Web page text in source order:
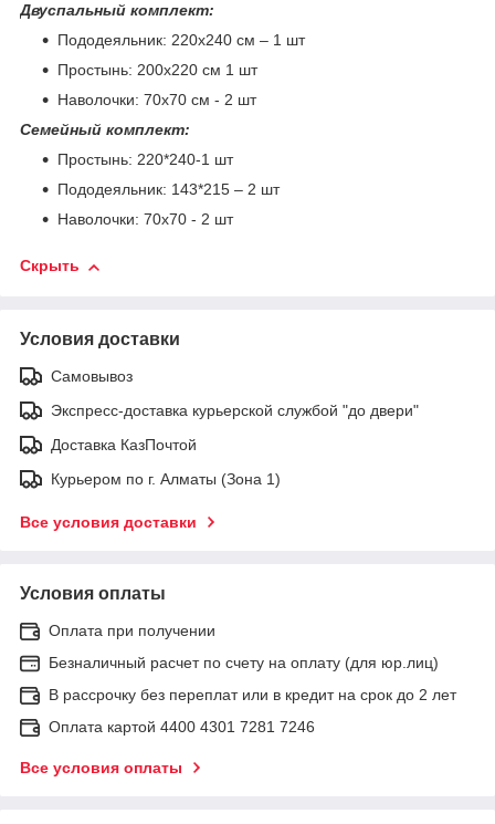
Двуспальный комплект:
Пододеяльник: 220х240 см – 1 шт
Простынь: 200х220 см 1 шт
Наволочки: 70х70 см - 2 шт
Семейный комплект:
Простынь: 220*240-1 шт
Пододеяльник: 143*215 – 2 шт
Наволочки: 70х70 - 2 шт
Скрыть
Условия доставки
Самовывоз
Экспресс-доставка курьерской службой "до двери"
Доставка КазПочтой
Курьером по г. Алматы (Зона 1)
Все условия доставки
Условия оплаты
Оплата при получении
Безналичный расчет по счету на оплату (для юр.лиц)
В рассрочку без переплат или в кредит на срок до 2 лет
Оплата картой 4400 4301 7281 7246
Все условия оплаты